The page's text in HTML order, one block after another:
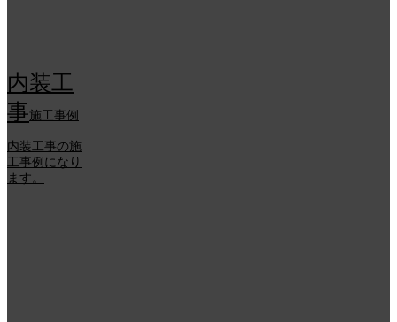
内装工
事施工事例
内装工事の施
工事例になり
ます。